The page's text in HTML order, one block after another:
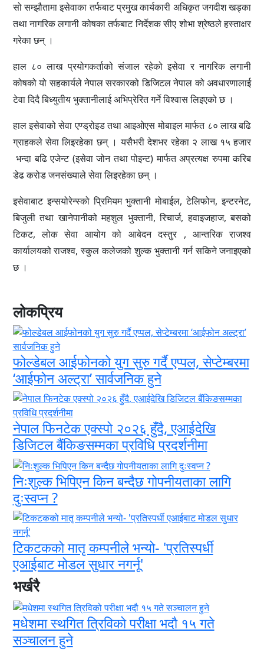
सो सम्झौतामा इसेवाका तर्फबाट प्रमुख कार्यकारी अधिकृत जगदीश खड्का
तथा नागरिक लगानी कोषका तर्फबाट निर्देशक सीए शोभा श्रेष्ठले हस्ताक्षर
गरेका छन् ।
हाल ८० लाख प्रयोगकर्ताको संजाल रहेको इसेवा र नागरिक लगानी
कोषको यो सहकार्यले नेपाल सरकारको डिजिटल नेपाल को अवधारणालाई
टेवा दिदै बिध्युतीय भुक्तानीलाई अभिप्रेरित गर्ने विश्वास लिइएको छ ।
हाल इसेवाको सेवा एण्ड्रोइड तथा आइओएस मोबाइल मार्फत ८० लाख बढि
ग्राहकले सेवा लिइरहेका छन् । यसैभरी देशभर रहेका २ लाख १५ हजार
भन्दा बढि एजेन्ट (इसेवा जोन तथा पोइन्ट) मार्फत अप्रत्यक्ष रुपमा करिब
डेढ करोड जनसंख्याले सेवा लिइरहेका छन् ।
इसेवाबाट इन्सयोरेन्स्को प्रिमियम भुक्तानी मोबाईल, टेलिफोन, इन्टरनेट,
बिजुली तथा खानेपानीको महशुल भुक्तानी, रिचार्ज, हवाइजहाज, बसको
टिकट, लोक सेवा आयोग को आबेदन दस्तुर , आन्तरिक राजश्व
कार्यालयको राजश्व, स्कुल कलेजको शुल्क भुक्तानी गर्न सकिने जनाइएको
छ ।
लोकप्रिय
फोल्डेबल आईफोनको युग सुरु गर्दै एप्पल, सेप्टेम्बरमा
‘आईफोन अल्ट्रा’ सार्वजनिक हुने
नेपाल फिनटेक एक्स्पो २०२६ हुँदै, एआईदेखि
डिजिटल बैंकिङसम्मका प्रविधि प्रदर्शनीमा
निःशुल्क भिपिएन किन बन्दैछ गोपनीयताका लागि
दुःस्वप्न ?
टिकटकको मातृ कम्पनीले भन्यो- 'प्रतिस्पर्धी
एआईबाट मोडल सुधार नगर्नू'
भर्खरै
मधेशमा स्थगित त्रिविको परीक्षा भदौ १५ गते
सञ्चालन हुने